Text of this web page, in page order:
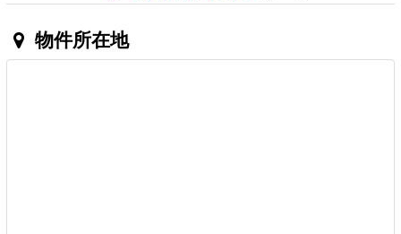
物件所在地